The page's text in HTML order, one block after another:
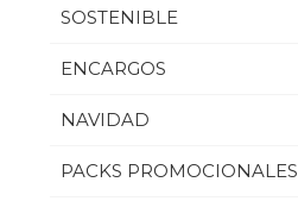
SOSTENIBLE
ENCARGOS
NAVIDAD
PACKS PROMOCIONALES